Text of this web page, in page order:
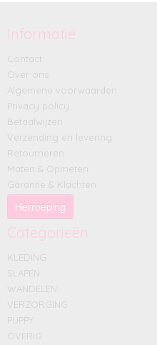
Informatie
Contact
Over ons
Algemene voorwaarden
Privacy policy
Betaalwijzen
Verzending en levering
Retourneren
Maten & Opmeten
Garantie & Klachten
Herroeping
Categorieën
KLEDING
SLAPEN
WANDELEN
VERZORGING
PUPPY
OVERIG